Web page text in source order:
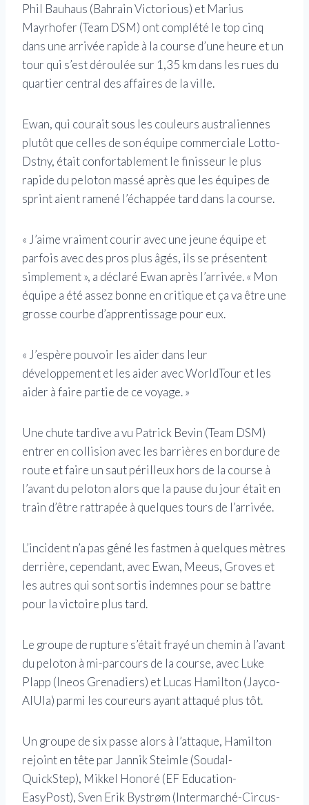
Phil Bauhaus (Bahrain Victorious) et Marius
Mayrhofer (Team DSM) ont complété le top cinq
dans une arrivée rapide à la course d’une heure et un
tour qui s’est déroulée sur 1,35 km dans les rues du
quartier central des affaires de la ville.
Ewan, qui courait sous les couleurs australiennes
plutôt que celles de son équipe commerciale Lotto-
Dstny, était confortablement le finisseur le plus
rapide du peloton massé après que les équipes de
sprint aient ramené l’échappée tard dans la course.
« J’aime vraiment courir avec une jeune équipe et
parfois avec des pros plus âgés, ils se présentent
simplement », a déclaré Ewan après l’arrivée. « Mon
équipe a été assez bonne en critique et ça va être une
grosse courbe d’apprentissage pour eux.
« J’espère pouvoir les aider dans leur
développement et les aider avec WorldTour et les
aider à faire partie de ce voyage. »
Une chute tardive a vu Patrick Bevin (Team DSM)
entrer en collision avec les barrières en bordure de
route et faire un saut périlleux hors de la course à
l’avant du peloton alors que la pause du jour était en
train d’être rattrapée à quelques tours de l’arrivée.
L’incident n’a pas gêné les fastmen à quelques mètres
derrière, cependant, avec Ewan, Meeus, Groves et
les autres qui sont sortis indemnes pour se battre
pour la victoire plus tard.
Le groupe de rupture s’était frayé un chemin à l’avant
du peloton à mi-parcours de la course, avec Luke
Plapp (Ineos Grenadiers) et Lucas Hamilton (Jayco-
AlUla) parmi les coureurs ayant attaqué plus tôt.
Un groupe de six passe alors à l’attaque, Hamilton
rejoint en tête par Jannik Steimle (Soudal-
QuickStep), Mikkel Honoré (EF Education-
EasyPost), Sven Erik Bystrøm (Intermarché-Circus-